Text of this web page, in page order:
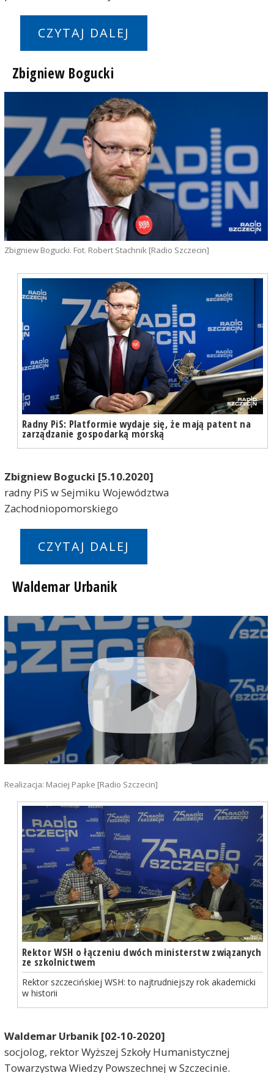
CZYTAJ DALEJ
Zbigniew Bogucki
Zbigniew Bogucki. Fot. Robert Stachnik [Radio Szczecin]
Radny PiS: Platformie wydaje się, że mają patent na
zarządzanie gospodarką morską
Zbigniew Bogucki [5.10.2020]
radny PiS w Sejmiku Województwa
Zachodniopomorskiego
CZYTAJ DALEJ
Waldemar Urbanik
Realizacja: Maciej Papke [Radio Szczecin]
Rektor WSH o łączeniu dwóch ministerstw związanych
ze szkolnictwem
Rektor szczecińskiej WSH: to najtrudniejszy rok akademicki
w historii
Waldemar Urbanik [02-10-2020]
socjolog, rektor Wyższej Szkoły Humanistycznej
Towarzystwa Wiedzy Powszechnej w Szczecinie.